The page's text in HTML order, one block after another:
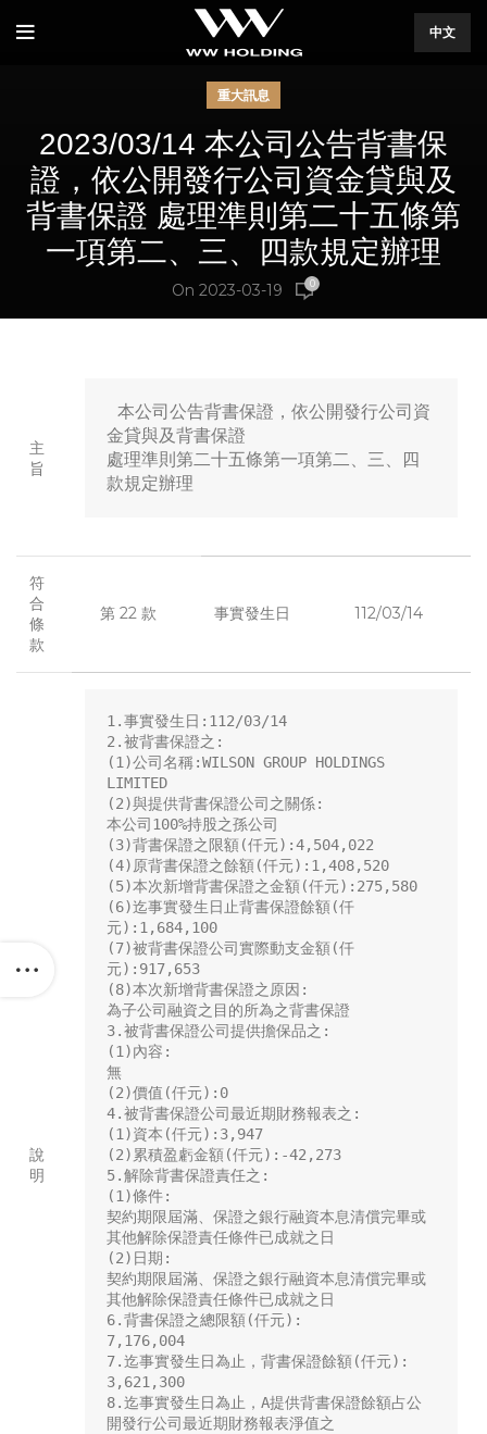
中文
重大訊息
2023/03/14 本公司公告背書保
證，依公開發行公司資金貸與及
背書保證 處理準則第二十五條第
一項第二、三、四款規定辦理
On 2023-03-19 0
主
旨
本公司公告背書保證，依公開發行公司資
金貸與及背書保證
處理準則第二十五條第一項第二、三、四
款規定辦理
符
合
條
款
第 22 款 事實發生日 112/03/14
說
明
1.事實發生日:112/03/14
2.被背書保證之:
(1)公司名稱:WILSON GROUP HOLDINGS
LIMITED
(2)與提供背書保證公司之關係:
本公司100%持股之孫公司
(3)背書保證之限額(仟元):4,504,022
(4)原背書保證之餘額(仟元):1,408,520
(5)本次新增背書保證之金額(仟元):275,580
(6)迄事實發生日止背書保證餘額(仟
元):1,684,100
(7)被背書保證公司實際動支金額(仟
元):917,653
(8)本次新增背書保證之原因:
為子公司融資之目的所為之背書保證
3.被背書保證公司提供擔保品之:
(1)內容:
無
(2)價值(仟元):0
4.被背書保證公司最近期財務報表之:
(1)資本(仟元):3,947
(2)累積盈虧金額(仟元):-42,273
5.解除背書保證責任之:
(1)條件:
契約期限屆滿、保證之銀行融資本息清償完畢或
其他解除保證責任條件已成就之日
(2)日期:
契約期限屆滿、保證之銀行融資本息清償完畢或
其他解除保證責任條件已成就之日
6.背書保證之總限額(仟元):
7,176,004
7.迄事實發生日為止，背書保證餘額(仟元):
3,621,300
8.迄事實發生日為止，A提供背書保證餘額占公
開發行公司最近期財務報表淨值之